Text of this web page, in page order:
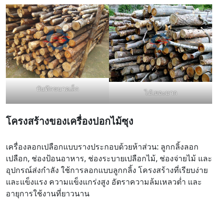
บันทึกขนาดเล็ก ไม้เยอะมาก
โครงสร้างของเครื่องปอกไม้ซุง
เครื่องลอกเปลือกแบบรางประกอบด้วยห้าส่วน: ลูกกลิ้งลอก
เปลือก, ช่องป้อนอาหาร, ช่องระบายเปลือกไม้, ช่องจ่ายไม้ และ
อุปกรณ์ส่งกำลัง ใช้การลอกแบบลูกกลิ้ง โครงสร้างที่เรียบง่าย
และแข็งแรง ความแข็งแกร่งสูง อัตราความล้มเหลวต่ำ และ
อายุการใช้งานที่ยาวนาน